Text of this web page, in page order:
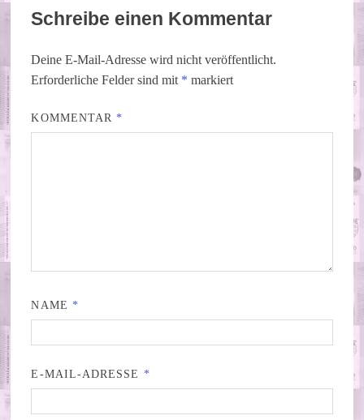
Schreibe einen Kommentar
Deine E-Mail-Adresse wird nicht veröffentlicht.
Erforderliche Felder sind mit * markiert
KOMMENTAR *
NAME *
E-MAIL-ADRESSE *